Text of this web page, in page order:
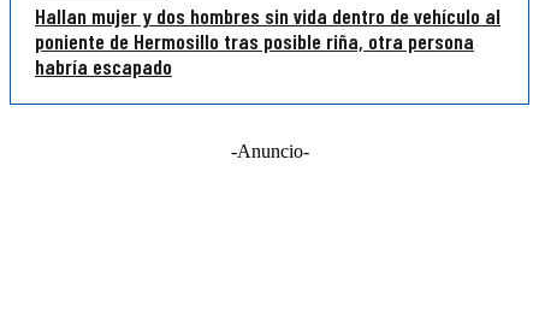
Hallan mujer y dos hombres sin vida dentro de vehículo al
poniente de Hermosillo tras posible riña, otra persona
habría escapado
-Anuncio-